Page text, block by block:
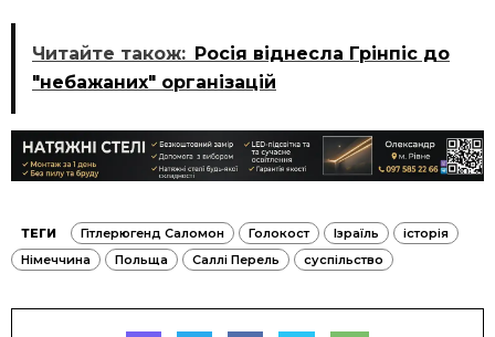
Читайте також: Росія віднесла Грінпіс до
"небажаних" організацій
ТЕГИ Гітлерюгенд Саломон Голокост Ізраїль
історія
Німеччина
Польща Саллі Перель суспільство